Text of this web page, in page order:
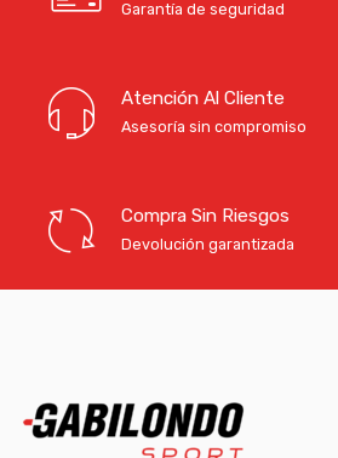
Garantía de seguridad
Atención Al Cliente
Asesoría sin compromiso
Compra Sin Riesgos
Devolución garantizada